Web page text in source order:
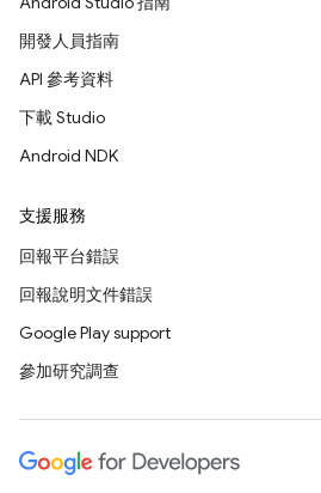
開發人員指南
API 參考資料
下載 Studio
Android NDK
支援服務
回報平台錯誤
回報說明文件錯誤
Google Play support
參加研究調查